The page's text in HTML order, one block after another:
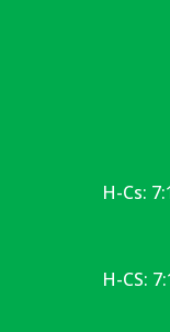
H-Cs:
H-CS: